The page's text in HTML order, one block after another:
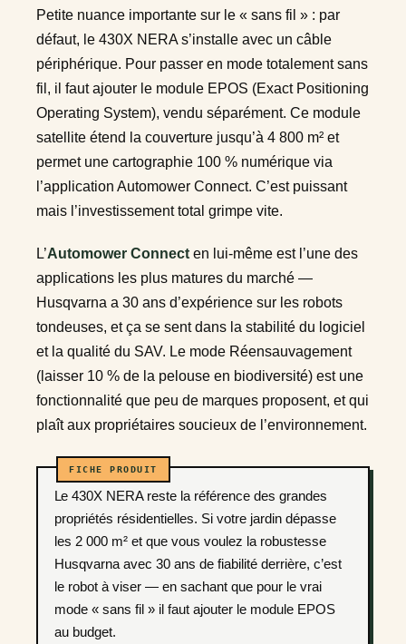
Petite nuance importante sur le « sans fil » : par
défaut, le 430X NERA s’installe avec un câble
périphérique. Pour passer en mode totalement sans
fil, il faut ajouter le module EPOS (Exact Positioning
Operating System), vendu séparément. Ce module
satellite étend la couverture jusqu’à 4 800 m² et
permet une cartographie 100 % numérique via
l’application Automower Connect. C’est puissant
mais l’investissement total grimpe vite.
L’Automower Connect en lui-même est l’une des
applications les plus matures du marché —
Husqvarna a 30 ans d’expérience sur les robots
tondeuses, et ça se sent dans la stabilité du logiciel
et la qualité du SAV. Le mode Réensauvagement
(laisser 10 % de la pelouse en biodiversité) est une
fonctionnalité que peu de marques proposent, et qui
plaît aux propriétaires soucieux de l’environnement.
Le 430X NERA reste la référence des grandes
propriétés résidentielles. Si votre jardin dépasse
les 2 000 m² et que vous voulez la robustesse
Husqvarna avec 30 ans de fiabilité derrière, c’est
le robot à viser — en sachant que pour le vrai
mode « sans fil » il faut ajouter le module EPOS
au budget.